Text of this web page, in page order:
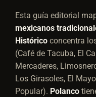
Esta guía editorial
mexicanos
Histórico concentra
(Café de Tacuba, El
Mercaderes,
Los Girasoles, El
Popular). Polanco